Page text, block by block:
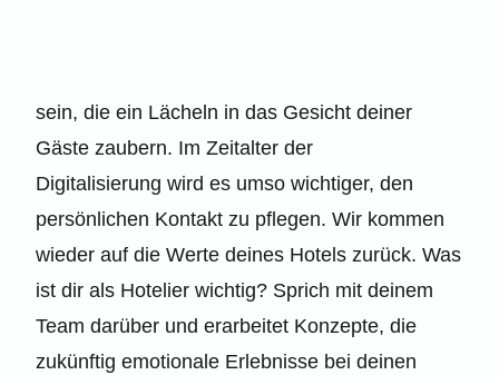
sein, die ein Lächeln in das Gesicht deiner
Gäste zaubern. Im Zeitalter der
Digitalisierungwird es umso wichtiger, den
persönlichen Kontakt zu pflegen. Wir kommen
wieder auf die Werte deines Hotels zurück. Was
ist dir als Hotelier wichtig? Sprich mit deinem
Team darüber und erarbeitet Konzepte, die
zukünftig emotionale Erlebnisse bei deinen